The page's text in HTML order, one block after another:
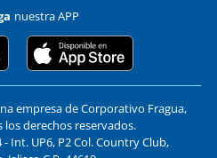
nuestra APP
empresa de Corporativo Fragua,
los derechos reservados.
Int. UP6, P2 Col. Country Club,